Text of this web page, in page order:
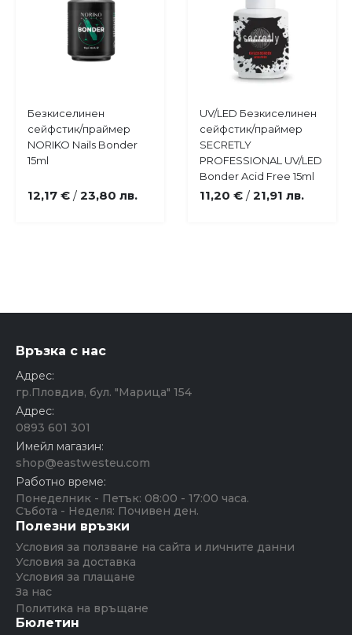
в
любими
Купи
Безкиселинен
сейфстик/праймер
NORIKO Nails Bonder
15ml
12,17 € / 23,80 лв.
в
Купи
UV/LED Безкиселинен
сейфстик/праймер
SECRETLY
PROFESSIONAL UV/LED
Bonder Acid Free 15ml
11,20 € / 21,91 лв.
Връзка с нас
Адрес:
гр.Пловдив, бул. "Марица" 154
Адрес:
0893 601 301
Имейл магазин:
shop@eastwesteu.com
Работно време:
Понеделник - Петък: 08:00 - 17:00 часа.
Събота - Неделя: Почивен ден.
Полезни връзки
Условия за ползване на сайта и личните данни
Условия за доставка
Условия за плащане
За нас
Политика на връщане
Бюлетин